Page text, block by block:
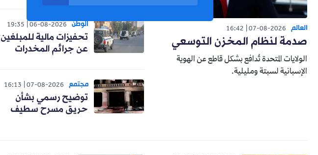
العالم 07-08-2026
16:42
صدمة لنظام المخزن التوسعي
الولايات المتحدة تُدافع بشكل قاطع عن الهوية
الإسبانية لسبتة ومليلية.
الوطن 06-08-2026
19:35
تحفيزات مالية للمبلغين
عن جرائم المخدرات
مجتمع 07-08-2026
16:13
توضيح رسمي بشأن
حريق مسرح سطيف